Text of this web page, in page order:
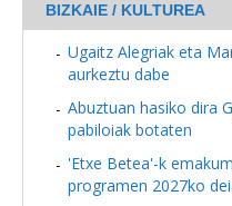
BIZKAIE / KULTUREA
Ugaitz Alegriak eta
aurkeztu dabe
Abuztuan hasiko dira
pabiloiak botaten
'Etxe Betea'-k
programen 2027ko